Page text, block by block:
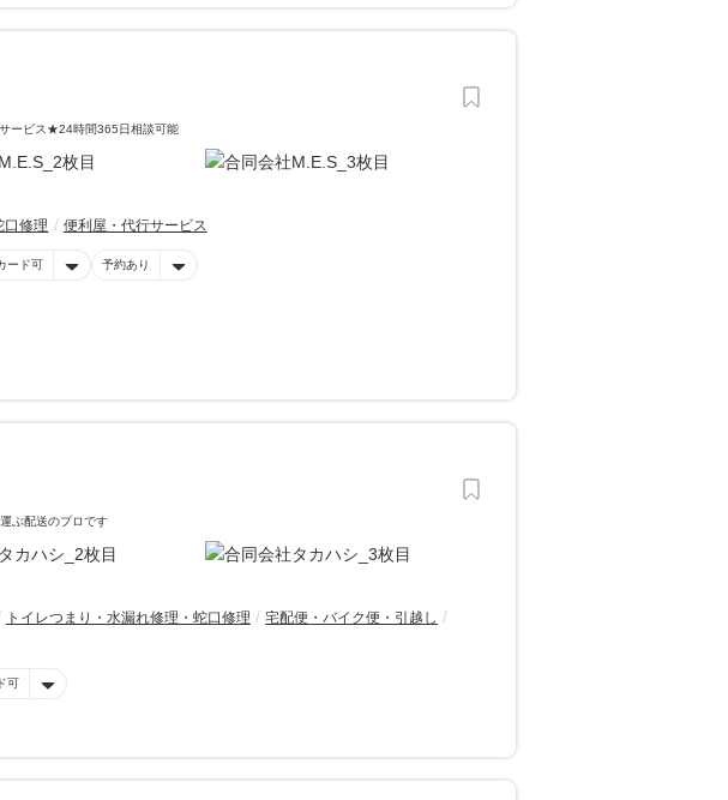
ービス★24時間365日相談可能
口修理 便利屋・代行サービス
ード可 予約あり
ぶ配送のプロです
トイレつまり・水漏れ修理・蛇口修理
宅配便・バイク便・引越し
可